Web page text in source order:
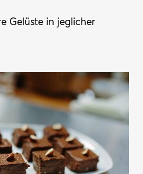
Gelüste in jeglicher